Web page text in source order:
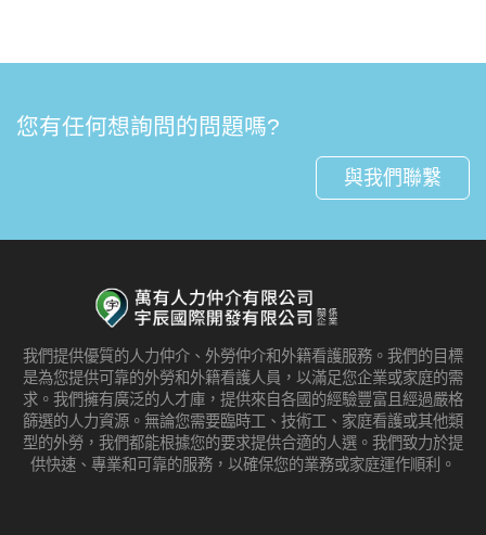
您有任何想詢問的問題嗎?
與我們聯繫
我們提供優質的人力仲介、外勞仲介和外籍看護服務。我們的目標
是為您提供可靠的外勞和外籍看護人員，以滿足您企業或家庭的需
求。我們擁有廣泛的人才庫，提供來自各國的經驗豐富且經過嚴格
篩選的人力資源。無論您需要臨時工、技術工、家庭看護或其他類
型的外勞，我們都能根據您的要求提供合適的人選。我們致力於提
供快速、專業和可靠的服務，以確保您的業務或家庭運作順利。